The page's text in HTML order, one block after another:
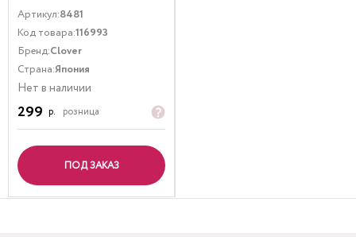
Артикул:8481
Код товара:116993
Бренд:Clover
Страна:Япония
Нет в наличии
299 р. розница
ПОД ЗАКАЗ